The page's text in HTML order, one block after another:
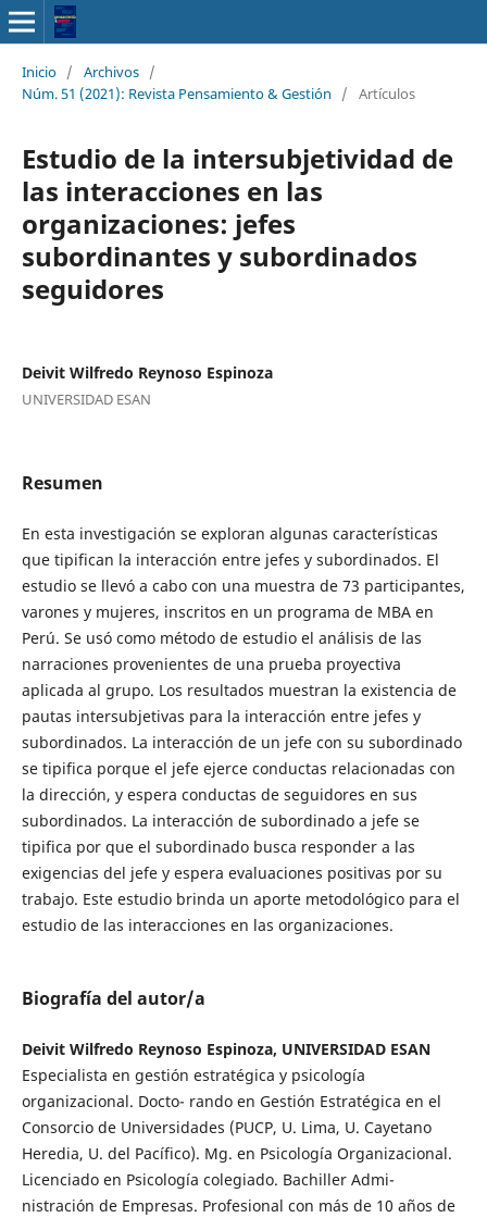
Inicio / Archivos /
Núm. 51 (2021): Revista Pensamiento & Gestión
/ Artículos
Estudio de la intersubjetividad de
las interacciones en las
organizaciones: jefes
subordinantes y subordinados
seguidores
Deivit Wilfredo Reynoso Espinoza
UNIVERSIDAD ESAN
Resumen
En esta investigación se exploran algunas características
que tipifican la interacción entre jefes y subordinados. El
estudio se llevó a cabo con una muestra de 73 participantes,
varones y mujeres, inscritos en un programa de MBA en
Perú. Se usó como método de estudio el análisis de las
narraciones provenientes de una prueba proyectiva
aplicada al grupo. Los resultados muestran la existencia de
pautas intersubjetivas para la interacción entre jefes y
subordinados. La interacción de un jefe con su subordinado
se tipifica porque el jefe ejerce conductas relacionadas con
la dirección, y espera conductas de seguidores en sus
subordinados. La interacción de subordinado a jefe se
tipifica por que el subordinado busca responder a las
exigencias del jefe y espera evaluaciones positivas por su
trabajo. Este estudio brinda un aporte metodológico para el
estudio de las interacciones en las organizaciones.
Biografía del autor/a
Deivit Wilfredo Reynoso Espinoza, UNIVERSIDAD ESAN
Especialista en gestión estratégica y psicología
organizacional. Docto- rando en Gestión Estratégica en el
Consorcio de Universidades (PUCP, U. Lima, U. Cayetano
Heredia, U. del Pacífico). Mg. en Psicología Organizacional.
Licenciado en Psicología colegiado. Bachiller Admi-
nistración de Empresas. Profesional con más de 10 años de